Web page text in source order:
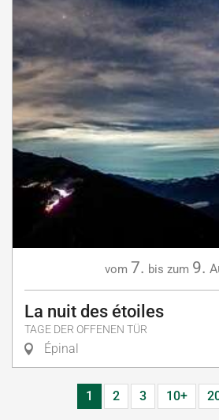
vom 7. bis zum 9.
La nuit des étoiles
TAGE DER OFFENEN TÜR
Épinal
1 2 3 10+